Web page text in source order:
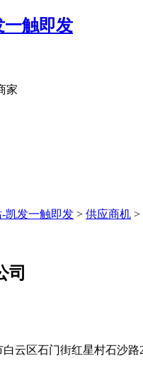
一触即发
家
凯发一触即发 > 供应商机 >
司
云区石门街红星村石沙路